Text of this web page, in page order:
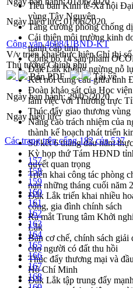
Tiểu ban Kinh tế-Xã hội
vùng Tây Nguyên
Tăng cường phòng chống
Cải thiện môi trường kinh
tranh cấp tỉnh
Công bố 14 sản phẩm
Đắk Lắk không ngừng nỗ
Kết nối cung cầu giữa tỉnh
Đoàn khảo sát của Học
làm việc với Thường trực
Thúc đẩy giao thương
Nâng cao trách nhiệm của
thành kế hoạch phát triển
Sơ kết 6 tháng đầu năm
Kỳ họp thứ Tám HĐND
quyết quan trọng
Triển khai công tác phòng
nạn những tháng cuối năm
Đắk Lắk triển khai nhiều
công, gia đình chính sách
Ra mắt Trung tâm Khởi
Lắk
Bàn cơ chế, chính sách giải
cho người có đất thu hồi
Thúc đẩy thương mại và
Hồ Chí Minh
Đắk Lắk tập trung đẩy
Ngày hiệu lực:01/06/2020
Công văn 4608/UBND-KT
V/v triển khai thực hiện Chỉ thị
Thủ tướng Chính phủ
Bản PDF
Tải về
Ngày ban hành:29/05/2020
Ngày hiệu lực:
Các trang trên cổng 182 của 537
157
158
159
160
161
162
163
164
165
166
167
168